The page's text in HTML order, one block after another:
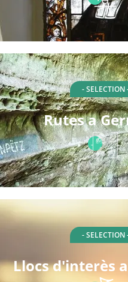
- SELECTION
Rutes a
- SELECTION
Llocs d'interès